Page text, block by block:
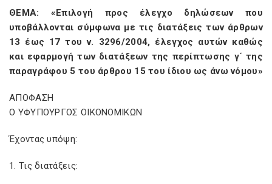
ΘΕΜΑ: «Επιλογή προς έλεγχο δηλώσεων που
υποβάλλονται σύμφωνα με τις διατάξεις των άρθρων
13 έως 17 του ν. 3296/2004, έλεγχος αυτών καθώς
και εφαρμογή των διατάξεων της περίπτωσης γ΄ της
παραγράφου 5 του άρθρου 15 του ίδιου ως άνω νόμου»
ΑΠΟΦΑΣΗ
Ο ΥΦΥΠΟΥΡΓΟΣ ΟΙΚΟΝΟΜΙΚΩΝ
Έχοντας υπόψη:
1. Τις διατάξεις: